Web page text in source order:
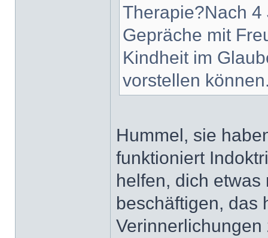
Therapie?Nach
Gepräche mit
Kindheit im
vorstellen
Hummel, sie
funktioniert
helfen, dich
beschäftigen, das